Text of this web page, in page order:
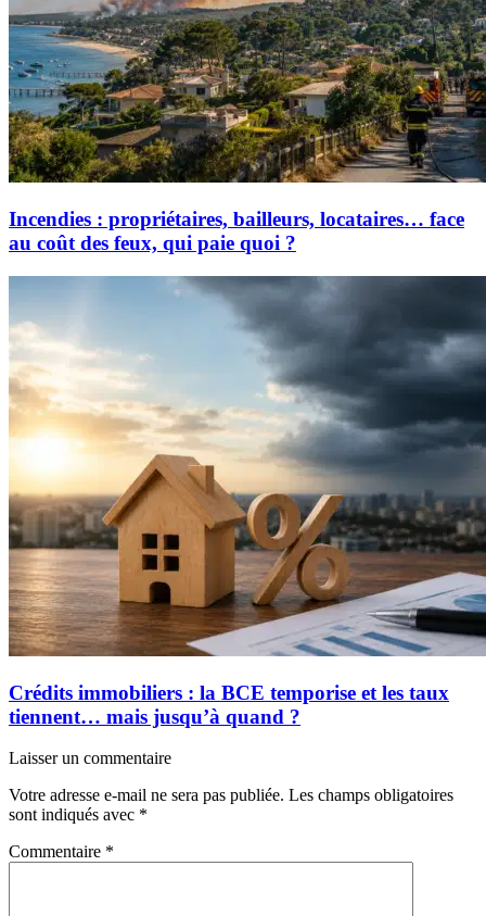
Incendies : propriétaires, bailleurs, locataires… face
au coût des feux, qui paie quoi ?
Crédits immobiliers : la BCE temporise et les taux
tiennent… mais jusqu’à quand ?
Laisser un commentaire
Votre adresse e-mail ne sera pas publiée. Les champs obligatoires
sont indiqués avec *
Commentaire *